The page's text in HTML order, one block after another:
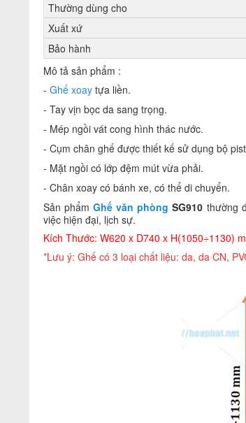
Thường dùng cho
Xuất xứ
Bảo hành
Mô tả sản phẩm :
- Ghế xoay tựa liền.
- Tay vịn bọc da sang trọng.
- Mép ngồi vát cong hình thác nước.
- Cụm chân ghế được thiết kế sử dụng bộ
- Mặt ngồi có lớp đệm mút vừa phải.
- Chân xoay có bánh xe, có thể di chuyển.
Sản phẩmGhế văn phòng SG910 thường
việc hiện đại, lịch sự.
Kích Thước: W620 x D740 x H(1050÷1130)
*Lưu ý: Ghế có 3 loại chất liệu: da, da CN,